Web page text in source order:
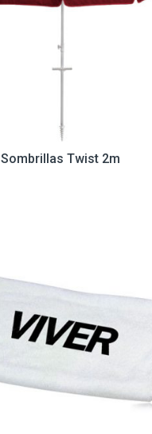
Sombrillas Twist 2m